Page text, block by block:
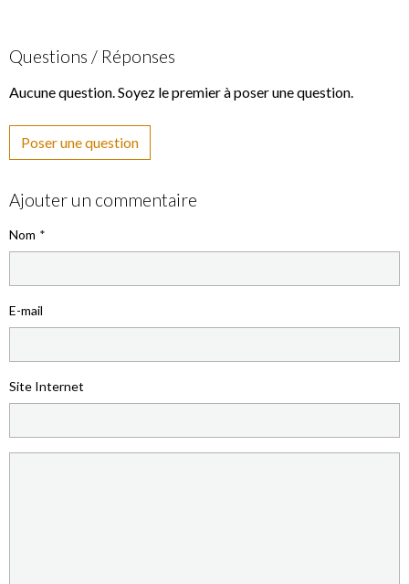
Questions / Réponses
Aucune question. Soyez le premier à poser une question.
Poser une question
Ajouter un commentaire
Nom
E-mail
Site Internet